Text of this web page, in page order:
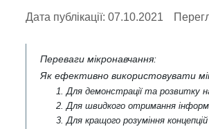
Дата публікації: 07.10.2021
Переваги мікронавчання:
Як ефективно використовувати
1. Для демонстрації та розвитку
2. Для швидкого отримання
3. Для кращого розуміння